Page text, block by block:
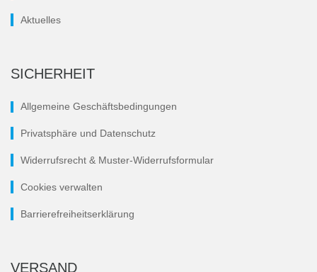
Aktuelles
SICHERHEIT
Allgemeine Geschäftsbedingungen
Privatsphäre und Datenschutz
Widerrufsrecht & Muster-Widerrufsformular
Cookies verwalten
Barrierefreiheitserklärung
VERSAND